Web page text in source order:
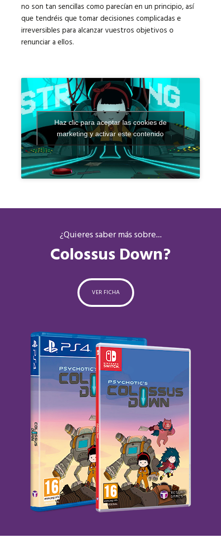
no son tan sencillas como parecían en un principio, así
que tendréis que tomar decisiones complicadas e
irreversibles para alcanzar vuestros objetivos o
renunciar a ellos.
Haz clic para aceptar las cookies de
marketing y activar este contenido
¿Quieres saber más sobre...
Colossus Down?
VER FICHA